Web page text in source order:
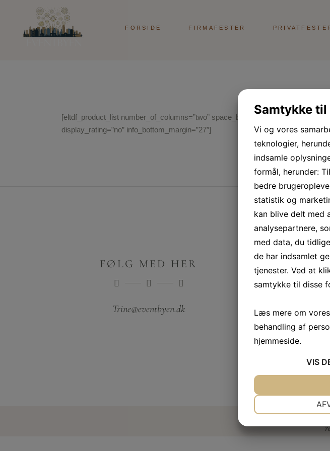
FORSIDE FIRMAFESTER
[eltdf_product_list number_of_columns=”two” space_between_items=”normal”
display_rating=”no” info_bottom_margin=”27″]
FØLG MED HER
Trine@eventbyen.dk
Copyright © 2025
Samtykke
Vi og vores
teknologier,
indsamle
formål, herunder:
bedre
statistik og
kan blive delt med
analysepartnere,
med data, du
de har indsamlet
tjenester. Ved at
samtykke til disse
Læs mere om
behandling af
hjemmeside.
VIS